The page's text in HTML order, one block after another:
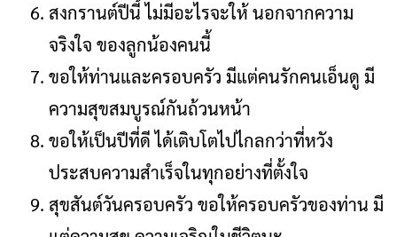
สงกรานต์ปีนี้ ไม่มีอะไรจะให้ นอกจากความ
จริงใจ ของลูกน้องคนนี้
ขอให้ท่านและครอบครัว มีแต่คนรักคนเอ็นดู มี
ความสุขสมบูรณ์กันถ้วนหน้า
ขอให้เป็นปีที่ดี ได้เติบโตไปไกลกว่าที่หวัง
ประสบความสำเร็จในทุกอย่างที่ตั้งใจ
สุขสันต์วันครอบครัว ขอให้ครอบครัวของท่าน มี